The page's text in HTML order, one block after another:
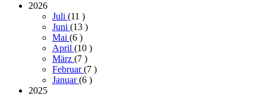
2026
Juli (11 )
Juni (13 )
Mai (6 )
April (10 )
März (7 )
Februar(7 )
Januar(6 )
2025